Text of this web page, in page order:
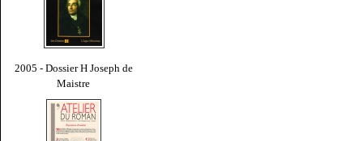
2005 - Dossier H Joseph de
Maistre